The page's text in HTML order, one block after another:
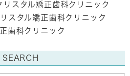
リスタル矯正歯科クリニック
スタル矯正歯科クリニック
歯科クリニック
SEARCH